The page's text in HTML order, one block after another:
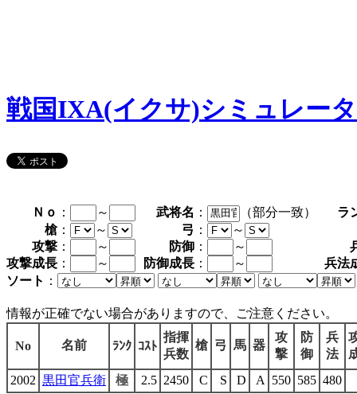
戦国IXA(イクサ)シミュレー
Ｎｏ ： ～ 武将名 ： （部分一致）
ラ
槍 ： ～ 弓 ：
～
攻撃 ： ～ 防御 ： ～
攻撃成長 ： ～ 防御成長 ： ～
兵法
ソート ：
情報が正確でない場合がありますので、ご注意ください。
No 名前 ﾗﾝｸ ｺｽﾄ
指揮
兵数
槍 弓 馬 器
攻
撃
防
御
兵
法
2002 黒田官兵衛 極 2.5 2450 C S D A 550 585 480